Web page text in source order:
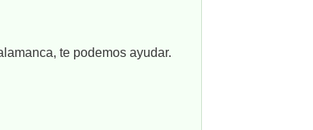
te podemos ayudar.